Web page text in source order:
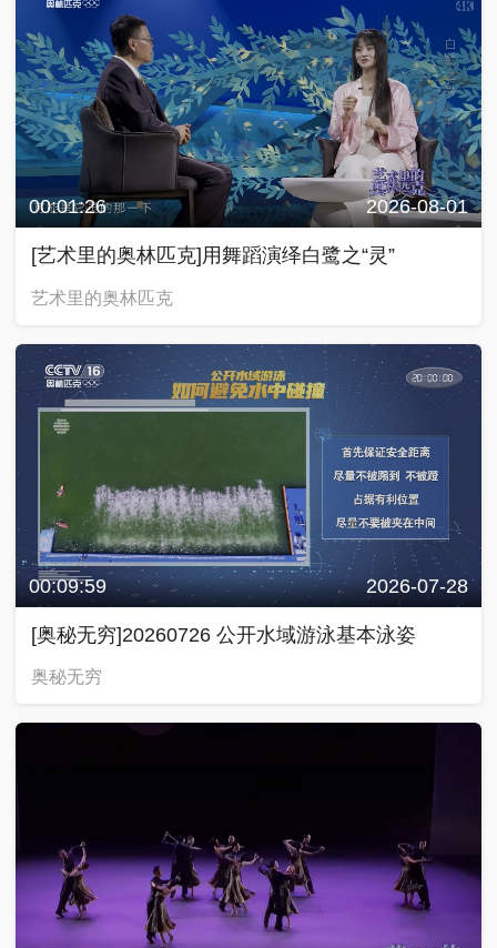
00:01:26 2026-08-01
[艺术里的奥林匹克]用舞蹈演绎白鹭之“灵”
艺术里的奥林匹克
00:09:59 2026-07-28
[奥秘无穷]20260726 公开水域游泳基本泳姿
奥秘无穷